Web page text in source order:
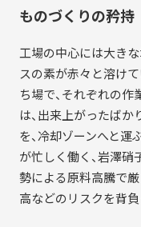
ものづくりの矜持
工場の中心には大きな
スの素が赤々と溶け
ち場で、それぞれの
は、出来上がったば
を、冷却ゾーンへと
が忙しく働く、岩澤
勢による原料高騰で
高などのリスクを背